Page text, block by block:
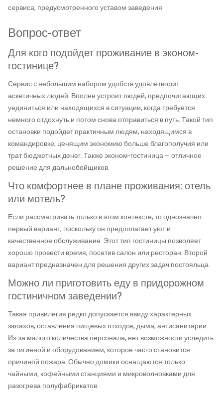
сервиса, предусмотренного уставом заведения.
Вопрос-ответ
Для кого подойдет проживание в эконом-
гостинице?
Сервис с небольшим набором удобств удовлетворит
аскетичных людей. Вполне устроит людей, предпочитающих
уединиться или находящихся в ситуации, когда требуется
немного отдохнуть и потом снова отправиться в путь. Такой тип
остановки подойдет практичным людям, находящимся в
командировке, ценящим экономию больше благополучия или
трат бюджетных денег. Также эконом-гостиница – отличное
решение для дальнобойщиков.
Что комфортнее в плане проживания: отель
или мотель?
Если рассматривать только в этом контексте, то однозначно
первый вариант, поскольку он предполагает уют и
качественное обслуживание. Этот тип гостиницы позволяет
хорошо провести время, посетив салон или ресторан. Второй
вариант предназначен для решения других задач постояльца.
Можно ли приготовить еду в придорожном
гостиничном заведении?
Такая привилегия редко допускается ввиду характерных
запахов, оставления пищевых отходов, дыма, антисанитарии.
Из-за малого количества персонала, нет возможности уследить
за гигиеной и оборудованием, которое часто становится
причиной пожара. Обычно домики оснащаются только
чайными, кофейными станциями и микроволновками для
разогрева полуфабрикатов.